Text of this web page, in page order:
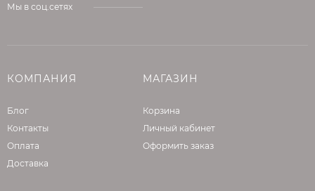
Мы в соц.сетях
КОМПАНИЯ
Блог
Контакты
Оплата
Доставка
МАГАЗИН
Корзина
Личный кабинет
Оформить заказ